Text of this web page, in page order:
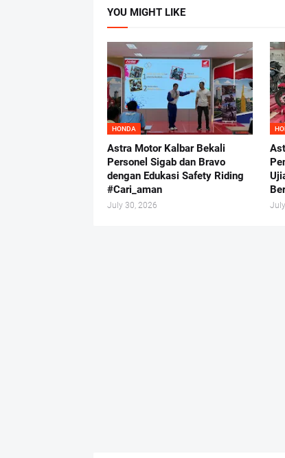
YOU MIGHT LIKE
HONDA
Astra Motor Kalbar Bekali
Personel Sigab dan Bravo
dengan Edukasi Safety Riding
#Cari_aman
July 30, 2026